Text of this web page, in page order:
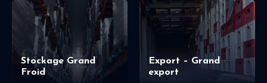
Stockage Grand
Froid
Export – Grand
export